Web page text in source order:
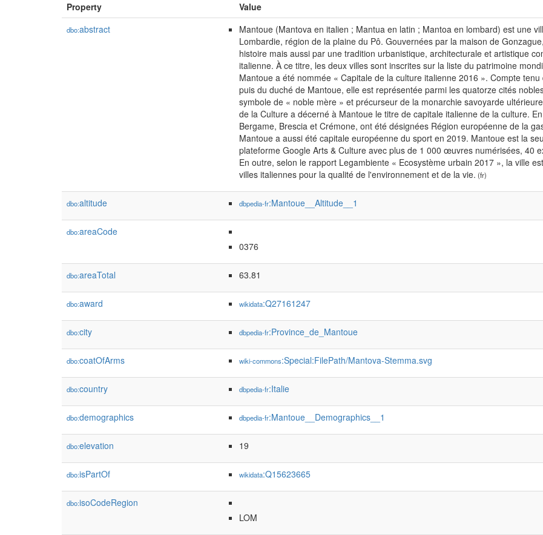
Property Value
dbo:abstract
Mantoue (Mantova en italien ; Mantua en latin ; Mantoa en lombard) est une
Lombardie, région de la plaine du Pô. Gouvernées par la maison de
histoire mais aussi par une tradition urbanistique, architecturale et artistique
italienne. À ce titre, les deux villes sont inscrites sur la liste du patrimoine
Mantoue a été nommée « Capitale de la culture italienne 2016 ». Compte
puis du duché de Mantoue, elle est représentée parmi les quatorze cités
symbole de « noble mère » et précurseur de la monarchie savoyarde
de la Culture a décerné à Mantoue le titre de capitale italienne de la culture.
Bergame, Brescia et Crémone, ont été désignées Région européenne de la
Mantoue a aussi été capitale européenne du sport en 2019. Mantoue est la
plateforme Google Arts & Culture avec plus de 1 000 œuvres numérisées, 40
En outre, selon le rapport Legambiente « Ecosystème urbain 2017 », la ville
villes italiennes pour la qualité de l'environnement et de la vie. (fr)
dbo:altitude dbpedia-fr:Mantoue__Altitude__1
dbo:areaCode
0376
dbo:areaTotal 63.81
dbo:award wikidata:Q27161247
dbo:city dbpedia-fr:Province_de_Mantoue
dbo:coatOfArms wiki-commons:Special:FilePath/Mantova-Stemma.svg
dbo:country dbpedia-fr:Italie
dbo:demographics dbpedia-fr:Mantoue__Demographics__1
dbo:elevation 19
dbo:isPartOf wikidata:Q15623665
dbo:isoCodeRegion
LOM